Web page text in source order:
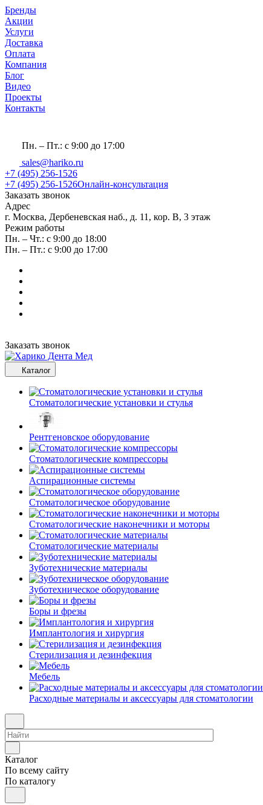
Бренды
Акции
Услуги
Доставка
Оплата
Компания
Блог
Видео
Проекты
Контакты
Пн. – Пт.: с 9:00 до 17:00
sales@hariko.ru
+7 (495) 256-1526
+7 (495) 256-1526Онлайн-консультация
Заказать звонок
Адрес
г. Москва, Дербеневская наб., д. 11, кор. В, 3 этаж
Режим работы
Пн. – Чт.: с 9:00 до 18:00
Пн. – Пт.: с 9:00 до 17:00
Заказать звонок
Каталог
Стоматологические установки и стулья
Рентгеновское оборудование
Стоматологические компрессоры
Аспирационные системы
Стоматологическое оборудование
Стоматологические наконечники и моторы
Стоматологические материалы
Зуботехнические материалы
Зуботехническое оборудование
Боры и фрезы
Имплантология и хирургия
Стерилизация и дезинфекция
Мебель
Расходные материалы и аксессуары для стоматологии
Каталог
По всему сайту
По каталогу